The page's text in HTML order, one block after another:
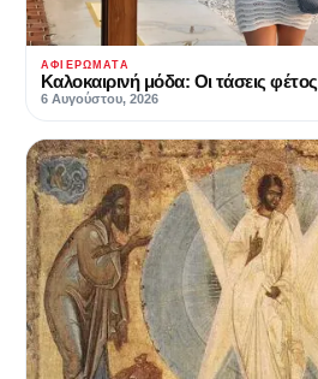
ΑΦΙΕΡΏΜΑΤΑ
Καλοκαιρινή μόδα: Οι τάσεις φέτος
6 Αυγούστου, 2026